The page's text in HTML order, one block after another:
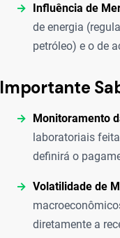
Influência de
de energia
petróleo) e o de
Importante
Monitoramento
laboratoriais
definirá o
Volatilidade de
diretamente a